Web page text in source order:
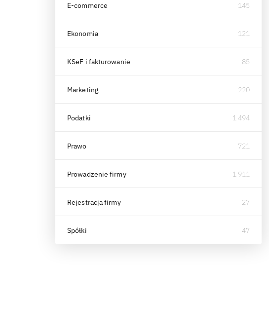
E-commerce 145
Ekonomia 121
KSeF i fakturowanie 85
Marketing 220
Podatki 1 494
Prawo 721
Prowadzenie firmy 1 911
Rejestracja firmy 27
Spółki 47